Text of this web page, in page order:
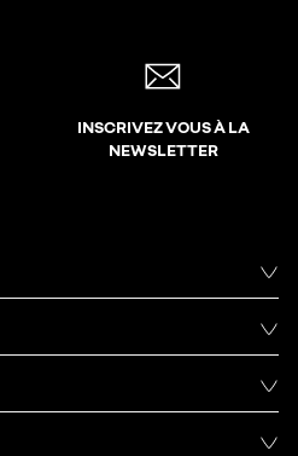
INSCRIVEZ VOUS À LA
NEWSLETTER